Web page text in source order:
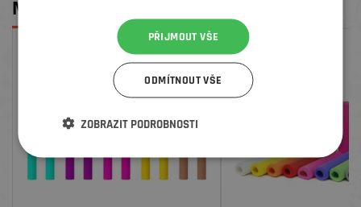
MOHLO BY SE VÁM LÍBIT
PŘIJMOUT VŠE
ODMÍTNOUT VŠE
ZOBRAZIT PODROBNOSTI